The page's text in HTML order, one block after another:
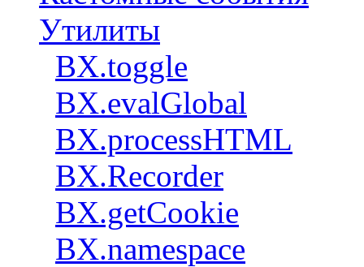
Утилиты
BX.toggle
BX.evalGlobal
BX.processHTML
BX.Recorder
BX.getCookie
BX.namespace